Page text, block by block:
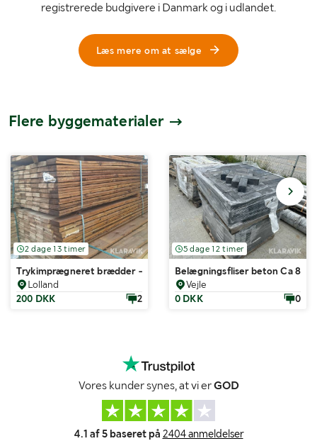
registrerede budgivere i Danmark og i udlandet.
Læs mere om at sælge
Flere byggematerialer
2 dage 13 timer
Trykimprægneret brædder - 120 styk
Lolland
200 DKK
2
5 dage 12 timer
Belægningsfliser beton Ca 800
Vejle
0 DKK
0
Vores kunder synes, at vi erGOD
4.1 af 5 baseret på 2404 anmeldelser